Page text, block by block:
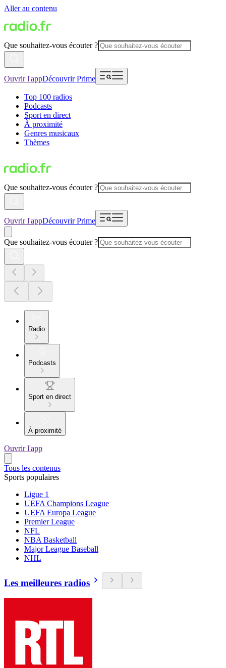
Aller au contenu
Que souhaitez-vous écouter ?
Ouvrir l'appDécouvrir Prime
Top 100 radios
Podcasts
Sport en direct
À proximité
Genres musicaux
Thèmes
Que souhaitez-vous écouter ?
Ouvrir l'appDécouvrir Prime
Que souhaitez-vous écouter ?
Radio
Podcasts
Sport en direct
À proximité
Ouvrir l'app
Tous les contenus
Sports populaires
Ligue 1
UEFA Champions League
UEFA Europa League
Premier League
NFL
NBA Basketball
Major League Baseball
NHL
Les meilleures radios